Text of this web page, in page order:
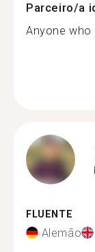
Parceiro/a
Anyone who
FLUENTE
Alemão